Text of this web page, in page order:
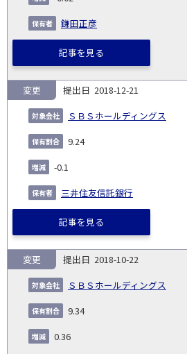
鎌田正彦
記事を見る
2018-12-21
ＳＢＳホールディングス
変更
9.24
-0.1
三井住友信託銀行
記事を見る
2018-10-22
ＳＢＳホールディングス
変更
9.34
0.36